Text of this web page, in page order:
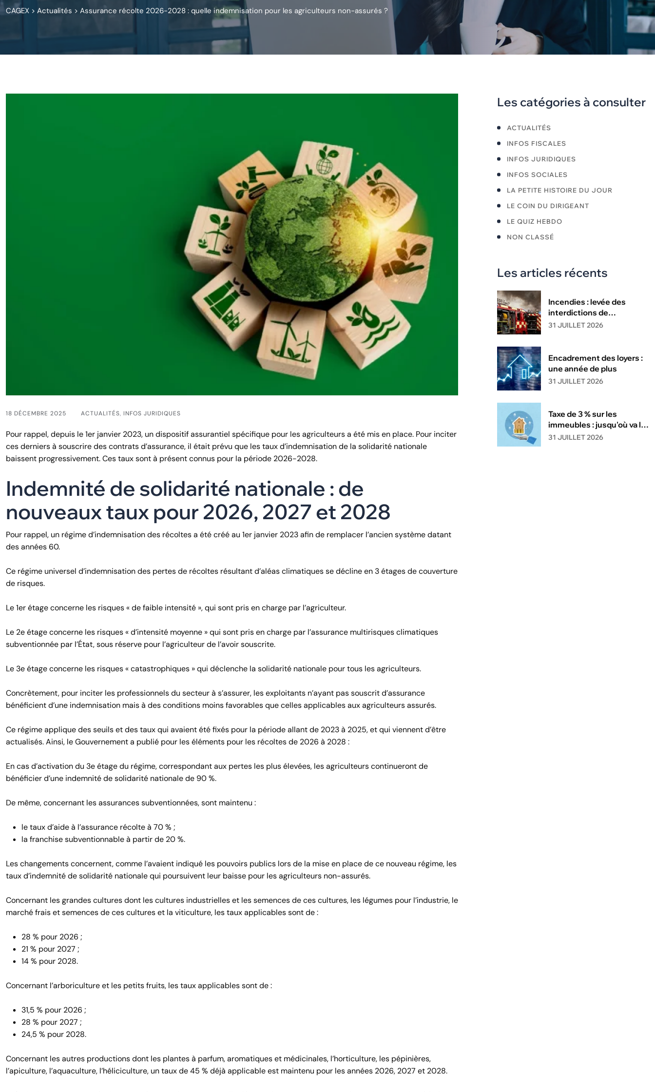
CAGEX > Actualités > Assurance récolte 2026-2028 : quelle indemnisation pour les agriculteurs non-assurés ?
18 DÉCEMBRE 2025 ACTUALITÉS, INFOS JURIDIQUES
Pour rappel, depuis le 1er janvier 2023, un dispositif assurantiel spécifique pour les agriculteurs a été mis en place. Pour inciter
ces derniers à souscrire des contrats d’assurance, il était prévu que les taux d’indemnisation de la solidarité nationale
baissent progressivement. Ces taux sont à présent connus pour la période 2026-2028.
Indemnité de solidarité nationale : de
nouveaux taux pour 2026, 2027 et 2028
Pour rappel, un régime d’indemnisation des récoltes a été créé au 1er janvier 2023 afin de remplacer l’ancien système datant
des années 60.
Ce régime universel d’indemnisation des pertes de récoltes résultant d’aléas climatiques se décline en 3 étages de couverture
de risques.
Le 1er étage concerne les risques « de faible intensité », qui sont pris en charge par l’agriculteur.
Le 2e étage concerne les risques « d’intensité moyenne » qui sont pris en charge par l’assurance multirisques climatiques
subventionnée par l’État, sous réserve pour l’agriculteur de l’avoir souscrite.
Le 3e étage concerne les risques « catastrophiques » qui déclenche la solidarité nationale pour tous les agriculteurs.
Concrètement, pour inciter les professionnels du secteur à s’assurer, les exploitants n’ayant pas souscrit d’assurance
bénéficient d’une indemnisation mais à des conditions moins favorables que celles applicables aux agriculteurs assurés.
Ce régime applique des seuils et des taux qui avaient été fixés pour la période allant de 2023 à 2025, et qui viennent d’être
actualisés. Ainsi, le Gouvernement a publié pour les éléments pour les récoltes de 2026 à 2028 :
En cas d’activation du 3e étage du régime, correspondant aux pertes les plus élevées, les agriculteurs continueront de
bénéficier d’une indemnité de solidarité nationale de 90 %.
De même, concernant les assurances subventionnées, sont maintenu :
le taux d’aide à l’assurance récolte à 70 % ;
la franchise subventionnable à partir de 20 %.
Les changements concernent, comme l’avaient indiqué les pouvoirs publics lors de la mise en place de ce nouveau régime, les
taux d’indemnité de solidarité nationale qui poursuivent leur baisse pour les agriculteurs non-assurés.
Concernant les grandes cultures dont les cultures industrielles et les semences de ces cultures, les légumes pour l’industrie, le
marché frais et semences de ces cultures et la viticulture, les taux applicables sont de :
28 % pour 2026 ;
21 % pour 2027 ;
14 % pour 2028.
Concernant l’arboriculture et les petits fruits, les taux applicables sont de :
31,5 % pour 2026 ;
28 % pour 2027 ;
24,5 % pour 2028.
Concernant les autres productions dont les plantes à parfum, aromatiques et médicinales, l’horticulture, les pépinières,
l’apiculture, l’aquaculture, l’héliciculture, un taux de 45 % déjà applicable est maintenu pour les années 2026, 2027 et 2028.
Les catégories à consulter
ACTUALITÉS
INFOS FISCALES
INFOS JURIDIQUES
INFOS SOCIALES
LA PETITE HISTOIRE DU JOUR
LE COIN DU DIRIGEANT
LE QUIZ HEBDO
NON CLASSÉ
Les articles récents
Incendies : levée des
interdictions de
circulation
31 JUILLET 2026
Encadrement des loyers :
une année de plus
31 JUILLET 2026
Taxe de 3 % sur les
immeubles : jusqu'où va la
tolérance de
31 JUILLET 2026